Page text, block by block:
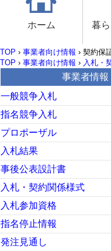
ホーム 暮
TOP › 事業者向け情報 › 契約保
TOP › 事業者向け情報 › 入札・
事業者情報
一般競争入札
指名競争入札
プロポーザル
入札結果
事後公表設計書
入札・契約関係様式
入札参加資格
指名停止情報
発注見通し